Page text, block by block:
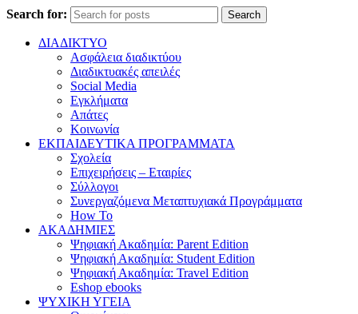
Search for: Search
ΔΙΑΔΙΚΤΥΟ
Ασφάλεια διαδικτύου
Διαδικτυακές απειλές
Social Media
Εγκλήματα
Απάτες
Κοινωνία
ΕΚΠΑΙΔΕΥΤΙΚΑ ΠΡΟΓΡΑΜΜΑΤΑ
Σχολεία
Επιχειρήσεις – Εταιρίες
Σύλλογοι
Συνεργαζόμενα Μεταπτυχιακά Προγράμματα
How To
ΑΚΑΔΗΜΙΕΣ
Ψηφιακή Ακαδημία: Parent Edition
Ψηφιακή Ακαδημία: Student Edition
Ψηφιακή Ακαδημία: Travel Edition
Eshop ebooks
ΨΥΧΙΚΗ ΥΓΕΙΑ